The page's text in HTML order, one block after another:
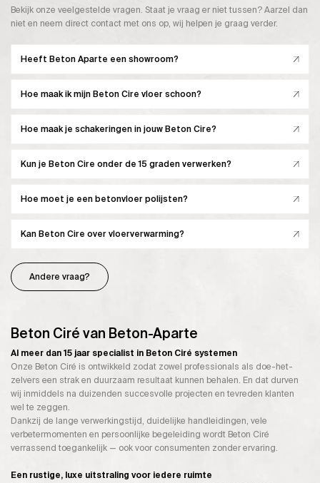
Bekijk onze veelgestelde vragen. Staat je vraag er niet tussen? Aarzel dan
niet en neem direct contact met ons op, wij helpen je graag verder.
Heeft Beton Aparte een showroom?
Hoe maak ik mijn Beton Cire vloer schoon?
Hoe maak je schakeringen in jouw Beton Cire?
Kun je Beton Cire onder de 15 graden verwerken?
Hoe moet je een betonvloer polijsten?
Kan Beton Cire over vloerverwarming?
Andere vraag?
Beton Ciré van Beton-Aparte
Al meer dan 15 jaar specialist in Beton Ciré systemen
Onze Beton Ciré is ontwikkeld zodat zowel professionals als doe-het-
zelvers een strak en duurzaam resultaat kunnen behalen. En dat durven
wij inmiddels na duizenden succesvolle projecten en tevreden klanten
wel te zeggen.
Dankzij de lange verwerkingstijd, duidelijke handleidingen, vele
verbetermomenten en persoonlijke begeleiding wordt Beton Ciré
verrassend toegankelijk — ook voor consumenten zonder ervaring.
Een rustige, luxe uitstraling voor iedere ruimte